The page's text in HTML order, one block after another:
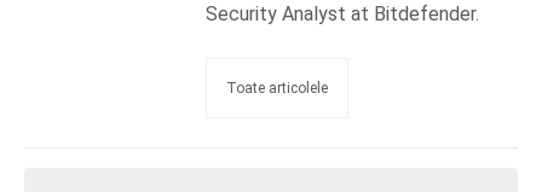
Security Analyst at Bitdefender.
Toate articolele